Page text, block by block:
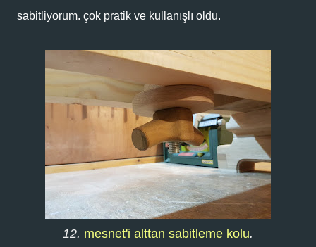
sabitliyorum. çok pratik ve kullanışlı oldu.
12. mesnet'i alttan sabitleme kolu.